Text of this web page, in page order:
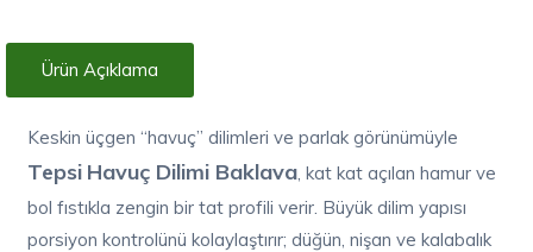
Ürün Açıklama
Keskin üçgen “havuç” dilimleri ve parlak görünümüyle
Tepsi Havuç Dilimi Baklava, kat kat açılan hamur ve
bol fıstıkla zengin bir tat profili verir. Büyük dilim yapısı
porsiyon kontrolünü kolaylaştırır; düğün, nişan ve kalabalık